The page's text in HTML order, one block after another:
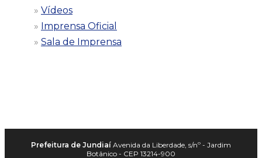
Vídeos
Imprensa Oficial
Sala de Imprensa
Prefeitura de Jundiaí Avenida da Liberdade, s/nº - Jardim
Botânico - CEP 13214-900